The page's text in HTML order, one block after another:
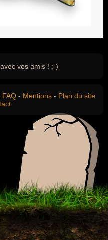
vos amis ! ;-)
FAQ - Mentions - Plan du site